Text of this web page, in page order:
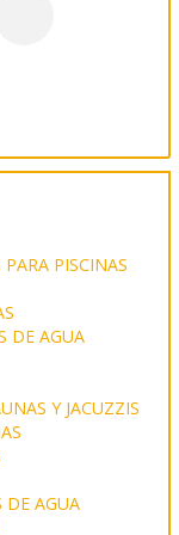
PISCINAS
DE AGUA
Y JACUZZIS
DE AGUA